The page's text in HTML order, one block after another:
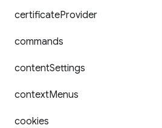
certificateProvider
commands
contentSettings
contextMenus
cookies